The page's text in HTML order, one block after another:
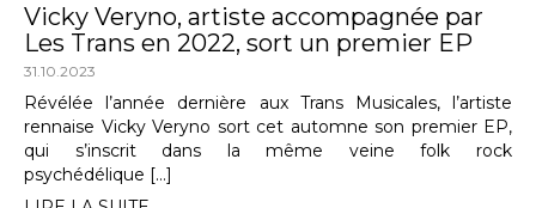
Vicky Veryno, artiste accompagnée par
Les Trans en 2022, sort un premier EP
31.10.2023
Révélée l’année dernière aux Trans Musicales, l’artiste
rennaise Vicky Veryno sort cet automne son premier EP,
qui s’inscrit dans la même veine folk rock
psychédélique […]